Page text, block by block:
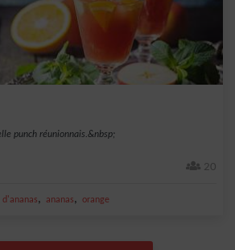
punch réunionnais.&nbsp;
20
d'ananas, ananas, orange